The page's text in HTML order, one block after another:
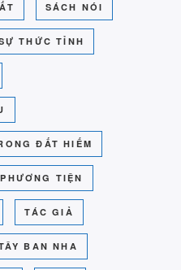
SÁCH NÓI
THỨC TỈNH
ĐẤT HIẾM
TIỆN
TÁC GIẢ
BAN NHA